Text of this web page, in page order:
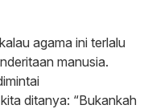
agama ini terlalu
manusia.
ditanya: “Bukankah